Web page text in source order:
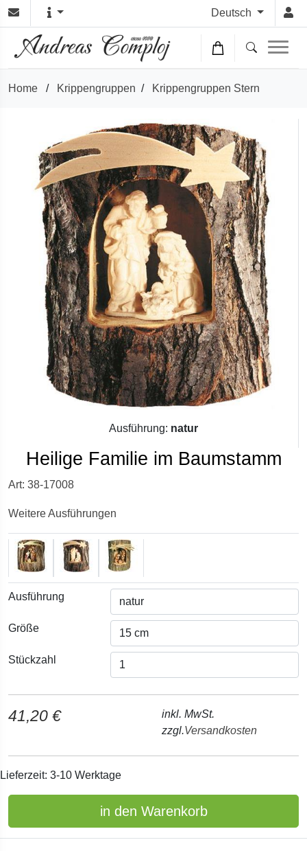
Deutsch
Home / Krippengruppen / Krippengruppen Stern
Ausführung: natur
Heilige Familie im Baumstamm
Art: 38-17008
Weitere Ausführungen
Ausführung
Größe
Stückzahl
41,20 €
inkl. MwSt.
zzgl.Versandkosten
Lieferzeit: 3-10 Werktage
in den Warenkorb